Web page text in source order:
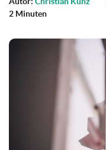
2 Minuten